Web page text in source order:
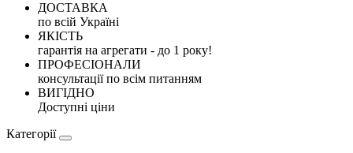
ДОСТАВКА
по всій Україні
ЯКІСТЬ
гарантія на агрегати - до 1 року!
ПРОФЕСІОНАЛИ
консультації по всім питанням
ВИГІДНО
Доступні ціни
Категорії